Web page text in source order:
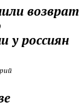
возврат
у россиян